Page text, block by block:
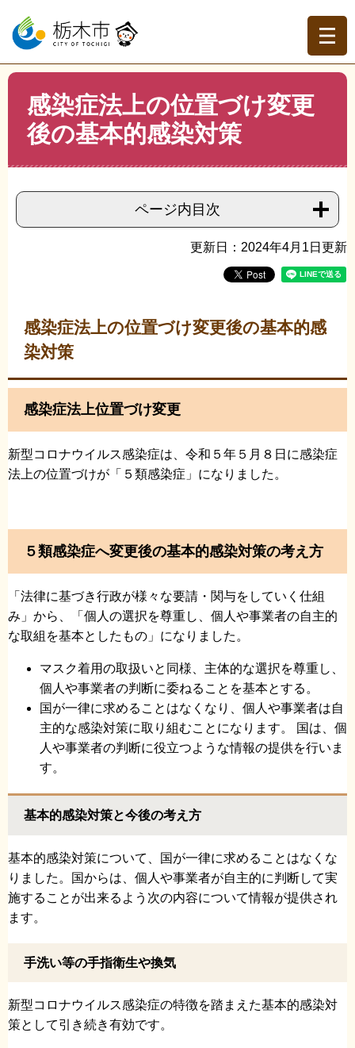
ー
の
先
ニ
ー
を
本
トップページ >分類でさがす >くらしの情報 >健康・医
>感染症・特定疾患 >感染症法上の位置づけ変更後の基
本的感染対策
感染症法上の位置づけ変更
後の基本的感染対策
ページ内目次
更新日：2024年4月1日更新
感染症法上の位置づけ変更後の基本的感
染対策
感染症法上位置づけ変更
新型コロナウイルス感染症は、令和５年５月８日に感染症
法上の位置づけが「５類感染症」になりました。
５類感染症へ変更後の基本的感染対策の考え方
「法律に基づき行政が様々な要請・関与をしていく仕組
み」から、「個人の選択を尊重し、個人や事業者の自主的
な取組を基本としたもの」になりました。
マスク着用の取扱いと同様、主体的な選択を尊重し、
個人や事業者の判断に委ねることを基本とする。
国が一律に求めることはなくなり、個人や事業者は自
主的な感染対策に取り組むことになります。 国は、個
人や事業者の判断に役立つような情報の提供を行いま
す。
基本的感染対策と今後の考え方
基本的感染対策について、国が一律に求めることはなくな
りました。国からは、個人や事業者が自主的に判断して実
施することが出来るよう次の内容について情報が提供され
ます。
手洗い等の手指衛生や換気
新型コロナウイルス感染症の特徴を踏まえた基本的感染対
策として引き続き有効です。